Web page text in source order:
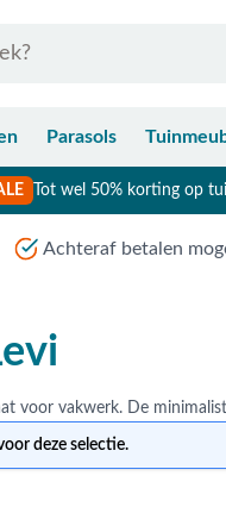
Parasols
Tot wel 50% korting op
Achteraf betalen
deze selectie.